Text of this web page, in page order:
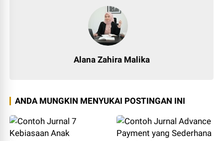
Alana Zahira Malika
ANDA MUNGKIN MENYUKAI POSTINGAN INI